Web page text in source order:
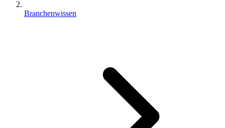
Branchenwissen